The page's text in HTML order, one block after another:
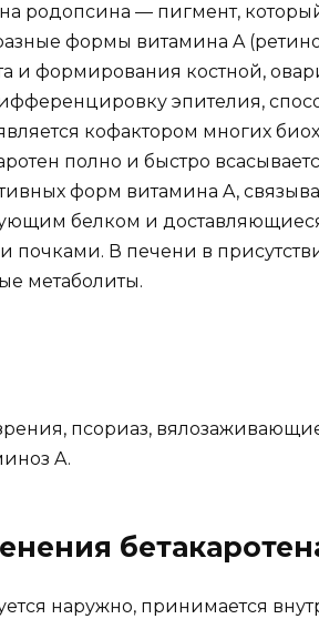
родопсина — пигмент,
формы витамина A
и формирования костной,
эпителия,
кофактором многих
полно и быстро
форм витамина A,
белком и
почками. В печени в
метаболиты.
псориаз,
A.
наружно, принимается